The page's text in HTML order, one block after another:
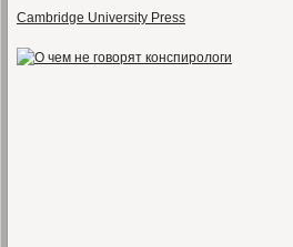
Cambridge University Press